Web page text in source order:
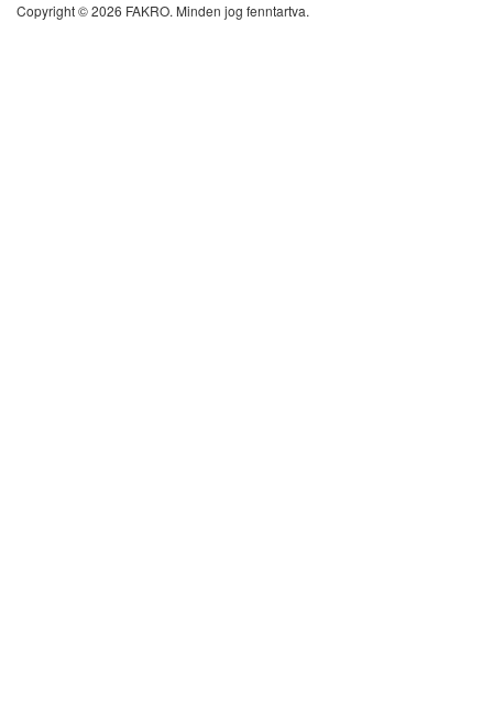
Copyright © 2026 FAKRO. Minden jog fenntartva.